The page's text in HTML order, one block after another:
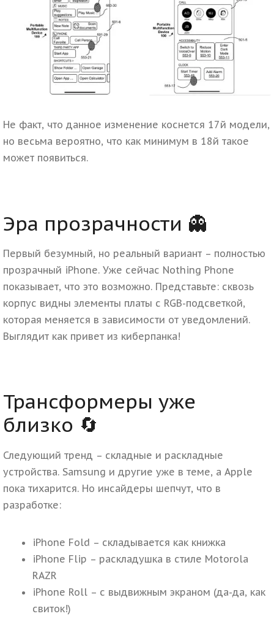
Не факт, что данное изменение коснется 17й модели,
но весьма вероятно, что как минимум в 18й такое
может появиться.
Эра прозрачности 👻
Первый безумный, но реальный вариант – полностью
прозрачный iPhone. Уже сейчас Nothing Phone
показывает, что это возможно. Представьте: сквозь
корпус видны элементы платы с RGB-подсветкой,
которая меняется в зависимости от уведомлений.
Выглядит как привет из киберпанка!
Трансформеры уже
близко 🔄
Следующий тренд – складные и раскладные
устройства. Samsung и другие уже в теме, а Apple
пока тихарится. Но инсайдеры шепчут, что в
разработке:
iPhone Fold – складывается как книжка
iPhone Flip – раскладушка в стиле Motorola
RAZR
iPhone Roll – с выдвижным экраном (да-да, как
свиток!)